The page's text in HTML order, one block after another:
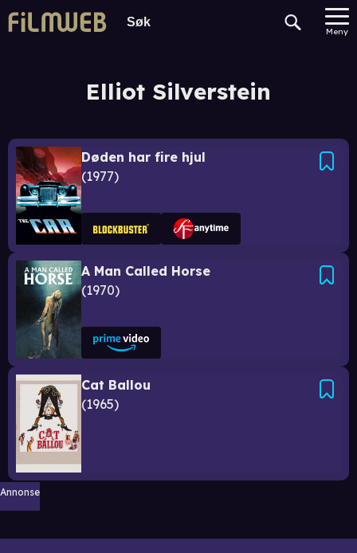
Meny
Elliot Silverstein
Døden har fire hjul
1977
A Man Called Horse
1970
Cat Ballou
1965
Annonse